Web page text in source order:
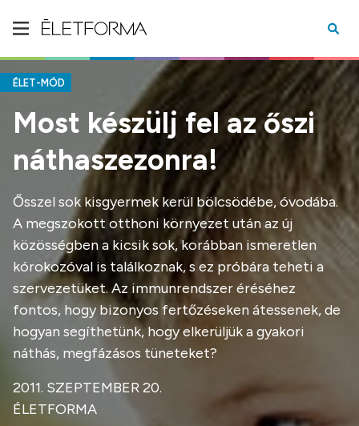
ÉLET-MÓD
Most készülj fel az őszi
náthaszezonra!
Ősszel sok kisgyermek kerül bölcsödébe, óvodába.
A megszokott otthoni környezet után az új
közösségben a kicsik sok, korábban ismeretlen
kórokozóval is találkoznak, s ez próbára teheti a
szervezetüket. Az immunrendszer éréséhez
fontos, hogy bizonyos fertőzéseken átessenek, de
hogyan segíthetünk, hogy elkerüljük a gyakori
náthás, megfázásos tüneteket?
2011. SZEPTEMBER 20.
ÉLETFORMA